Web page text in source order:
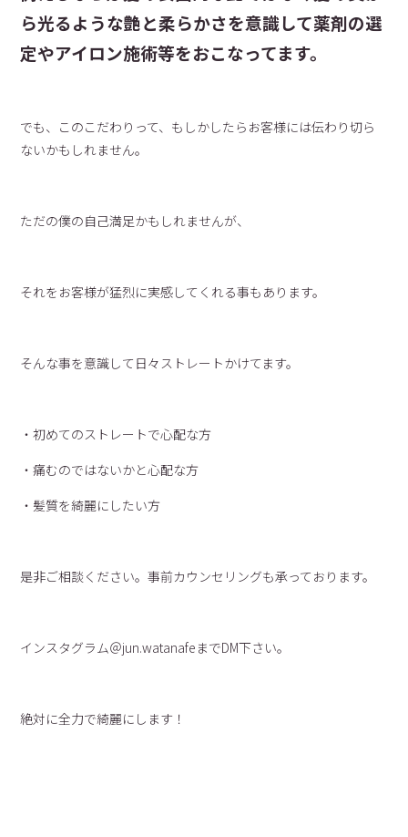
ら光るような艶と柔らかさを意識して薬剤の選
定やアイロン施術等をおこなってます。
でも、このこだわりって、もしかしたらお客様には伝わり切ら
ないかもしれません。
ただの僕の自己満足かもしれませんが、
それをお客様が猛烈に実感してくれる事もあります。
そんな事を意識して日々ストレートかけてます。
・初めてのストレートで心配な方
・痛むのではないかと心配な方
・髪質を綺麗にしたい方
是非ご相談ください。事前カウンセリングも承っております。
インスタグラム＠jun.watanafeまでDM下さい。
絶対に全力で綺麗にします！